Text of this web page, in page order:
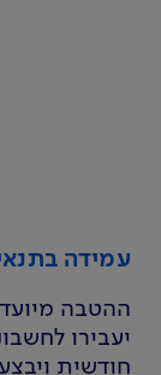
עמידה
ההטבה
יעבירו
חודשית